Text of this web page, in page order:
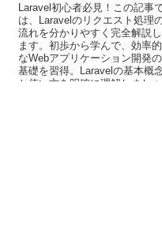
Laravel初心者必見！この記事
は、Laravelのリクエスト処理
流れを分かりやすく完全解説し
ます。初歩から学んで、効率的
なWebアプリケーション開発の
基礎を習得。Laravelの基本概
と使い方を明確に理解しましょ